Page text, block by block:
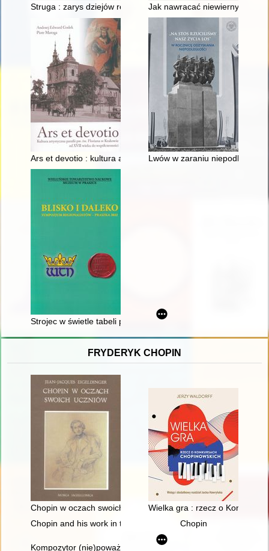
Struga : zarys dziejów rękodzieła papierniczego nad Płonią
Jak nawracać niewiernych? :
Ars et devotio : kultura artystyczna parafii pw. św. Floriana w
Lwów w zaraniu
Strojec w świetle tabeli prestacyjnej z 1846 r
FRYDERYK CHOPIN
Chopin w oczach swoich uczniówWielka gra : rzecz o
Chopin and his work in the context of culture. Vol 1
Chopin
Kompozytor (nie)poważny. Poczucie humoru Fryderyka